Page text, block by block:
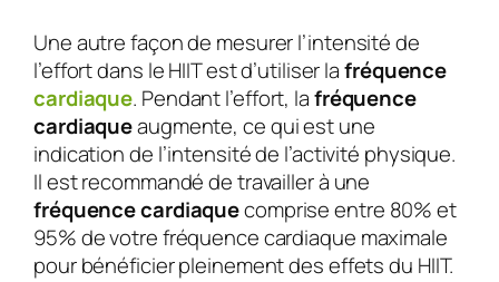
Une autre façon de mesurer l’intensité de
l’effort dans le HIIT est d’utiliser lafréquence
cardiaque. Pendant l’effort, lafréquence
cardiaqueaugmente, ce qui est une
indication de l’intensité de l’activité physique.
Il est recommandé de travailler à une
fréquence cardiaquecomprise entre 80% et
95% de votre fréquence cardiaque maximale
pour bénéficier pleinement des effets du HIIT.